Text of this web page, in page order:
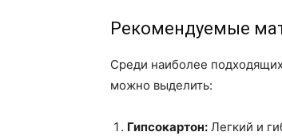
Рекомендуемые
Среди наиболее
можно выделить:
Гипсокартон: Легкий и